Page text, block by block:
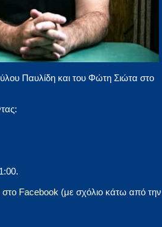
Παυλίδη και του Φώτη Σιώτα στο
στο Facebook (με σχόλιο κάτω από την